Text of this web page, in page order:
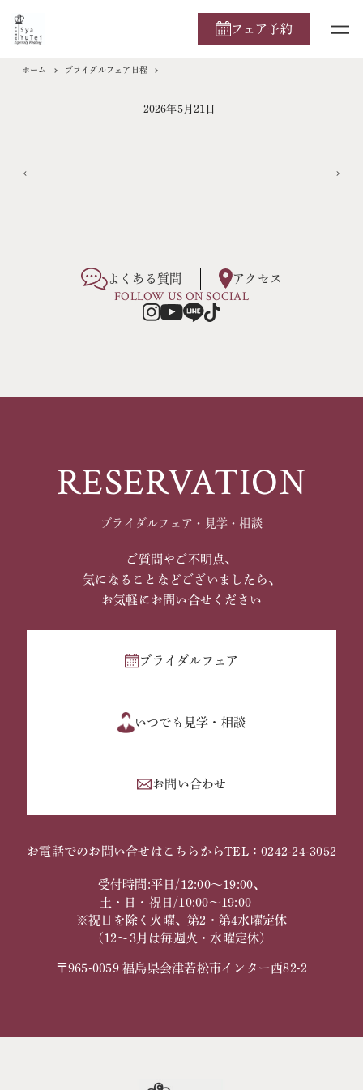
フェア予約
ホーム ブライダルフェア日程
2026年5月21日
よくある質問 アクセス
FOLLOW US ON SOCIAL
RESERVATION
ブライダルフェア・見学・相談
ご質問やご不明点、
気になることなどございましたら、
お気軽にお問い合せください
ブライダルフェア
いつでも見学・相談
お問い合わせ
お電話でのお問い合せはこちらからTEL：0242-24-3052
受付時間:平日/12:00～19:00、
土・日・祝日/10:00～19:00
※祝日を除く火曜、第2・第4水曜定休
（12～3月は毎週火・水曜定休）
〒965-0059 福島県会津若松市インター西82-2